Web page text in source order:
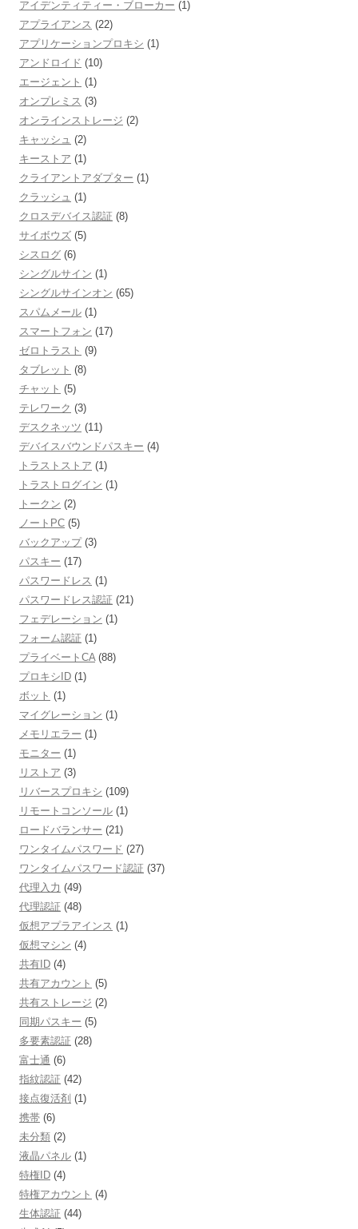
アイデンティティー・ブローカー (1)
アプライアンス (22)
アプリケーションプロキシ (1)
アンドロイド (10)
エージェント (1)
オンプレミス (3)
オンラインストレージ (2)
キャッシュ (2)
キーストア (1)
クライアントアダプター (1)
クラッシュ (1)
クロスデバイス認証 (8)
サイボウズ (5)
シスログ (6)
シングルサイン (1)
シングルサインオン (65)
スパムメール (1)
スマートフォン (17)
ゼロトラスト (9)
タブレット (8)
チャット (5)
テレワーク (3)
デスクネッツ (11)
デバイスバウンドパスキー (4)
トラストストア (1)
トラストログイン (1)
トークン (2)
ノートPC (5)
バックアップ(3)
パスキー (17)
パスワードレス (1)
パスワードレス認証 (21)
フェデレーション (1)
フォーム認証 (1)
プライベートCA (88)
プロキシID (1)
ボット (1)
マイグレーション (1)
メモリエラー (1)
モニター (1)
リストア (3)
リバースプロキシ (109)
リモートコンソール (1)
ロードバランサー (21)
ワンタイムパスワード (27)
ワンタイムパスワード認証 (37)
代理入力 (49)
代理認証 (48)
仮想アプラアインス (1)
仮想マシン (4)
共有ID (4)
共有アカウント (5)
共有ストレージ (2)
同期パスキー (5)
多要素認証 (28)
富士通 (6)
指紋認証 (42)
接点復活剤 (1)
携帯 (6)
未分類 (2)
液晶パネル (1)
特権ID (4)
特権アカウント (4)
生体認証 (44)